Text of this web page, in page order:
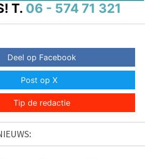
T. 06 - 574 71 321
Deel op Facebook
Post op X
Tip de redactie